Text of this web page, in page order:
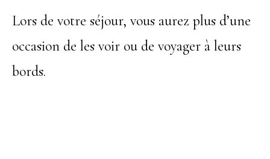
Lors de votre séjour, vous aurez plus d’une
occasion de les voir ou de voyager à leurs
bords.